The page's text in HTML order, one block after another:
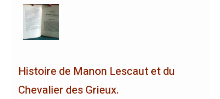
Histoire de Manon Lescaut et du
Chevalier des Grieux.